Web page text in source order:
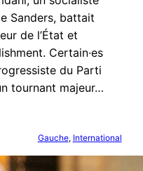
Sanders, battait
de l’État et
Certain·es
du Parti
tournant majeur…
Gauche, International